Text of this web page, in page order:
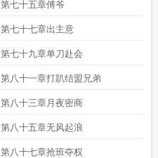
第七十五章傅爷
第七十七章出主意
第七十九章单刀赴会
第八十一章打趴结盟兄弟
第八十三章月夜密商
第八十五章无风起浪
第八十七章抢班夺权